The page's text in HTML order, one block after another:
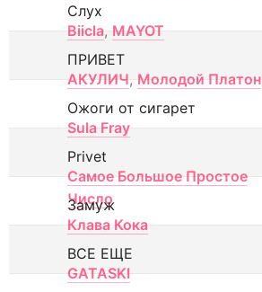
Слух
Biicla, MAYOT
ПРИВЕТ
АКУЛИЧ, Молодой Платон
Ожоги от сигарет
Sula Fray
Privet
Самое Большое Простое
Число
Замуж
Клава Кока
ВСЕ ЕЩЕ
GATASKI